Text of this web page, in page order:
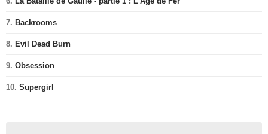
7. Backrooms
8. Evil Dead Burn
9. Obsession
10. Supergirl